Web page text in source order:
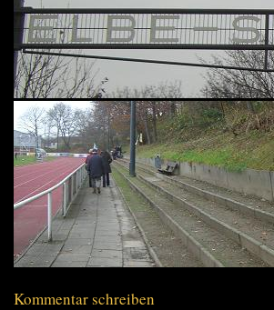
Kommentar schreiben